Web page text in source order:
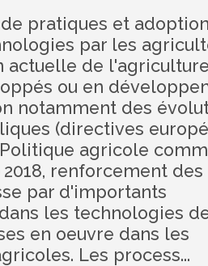
pratiques et
par les
actuelle de
ou en
notamment des
(directives
agricole
renforcement
par d'importants
les technologies
en oeuvre dans les
Les process...